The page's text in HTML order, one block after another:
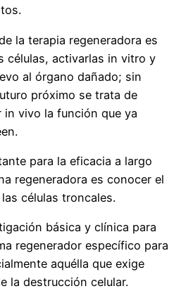
la terapia regeneradora es
células, activarlas in vitro y
al órgano dañado; sin
próximo se trata de
vivo la función que ya
para la eficacia a largo
regeneradora es conocer el
células troncales.
básica y clínica para
regenerador específico para
aquélla que exige
la destrucción celular.